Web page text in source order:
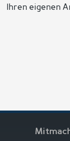
Ihren eigenen